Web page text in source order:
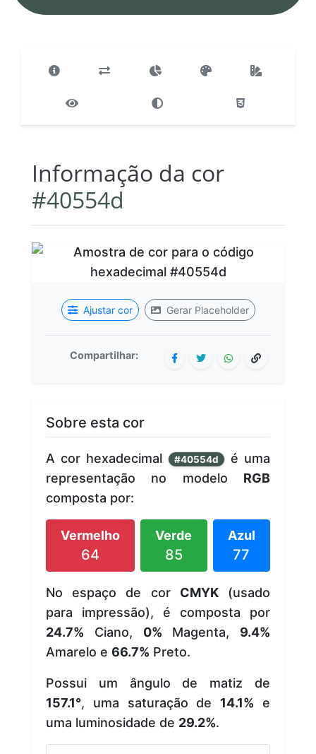
Informação da cor
#40554d
Ajustar cor Gerar Placeholder
Compartilhar:
Sobre esta cor
A cor hexadecimal #40554d
é uma
representação no modelo RGB
composta por:
Vermelho
64
Verde
85
Azul
77
No espaço de cor CMYK(usado
para impressão), é composta por
24.7% Ciano, 0% Magenta, 9.4%
Amarelo e 66.7% Preto.
Possui um ângulo de matiz de
157.1°, uma saturação de 14.1% e
uma luminosidade de 29.2%.